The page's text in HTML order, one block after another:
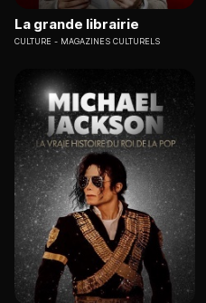
La grande librairie
CULTURE MAGAZINES CULTURELS